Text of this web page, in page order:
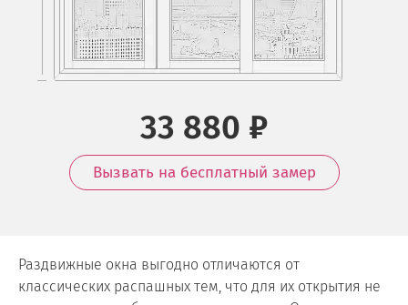
33 880 ₽
Вызвать на бесплатный замер
Раздвижные окна выгодно отличаются от
классических распашных тем, что для их открытия не